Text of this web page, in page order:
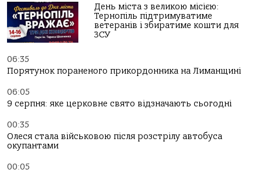
День міста з великою місією:
Тернопіль підтримуватиме
ветеранів і збиратиме кошти для
ЗСУ
06:35
Порятунок пораненого прикордонника на Лиманщині
06:05
9 серпня: яке церковне свято відзначають сьогодні
00:35
Олеся стала військовою після розстрілу автобуса
окупантами
00:05